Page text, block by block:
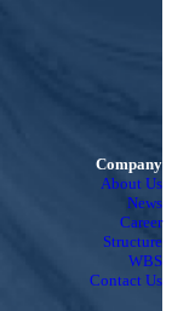
Company
About Us
News
Career
Structure
WBS
Contact Us